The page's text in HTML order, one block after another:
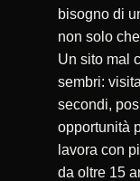
bisogno di
non solo che
Un sito mal
sembri:
secondi,
opportunità
lavora con
da oltre 15